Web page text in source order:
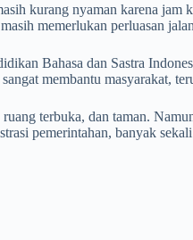
kurang nyaman karena
memerlukan perluasan
Bahasa dan Sastra
membantu masyarakat,
terbuka, dan taman.
pemerintahan, banyak